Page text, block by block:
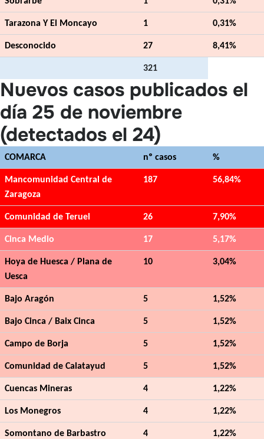
Tarazona Y El Moncayo 1 0,31%
Desconocido 27 8,41%
321
Nuevos casos publicados el
día 25 de noviembre
(detectados el 24)
COMARCA nº casos %
Mancomunidad Central de
Zaragoza
187 56,84%
Comunidad de Teruel 26 7,90%
Cinca Medio 17 5,17%
Hoya de Huesca / Plana de
Uesca
10 3,04%
Bajo Aragón 5 1,52%
Bajo Cinca / Baix Cinca 5 1,52%
Campo de Borja 5 1,52%
Comunidad de Calatayud 5 1,52%
Cuencas Mineras 4 1,22%
Los Monegros 4 1,22%
Somontano de Barbastro 4 1,22%